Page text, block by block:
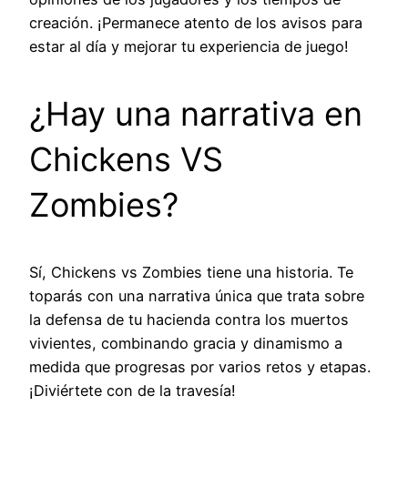
creación. ¡Permanece atento de los avisos para
estar al día y mejorar tu experiencia de juego!
¿Hay una narrativa en
Chickens VS
Zombies?
Sí, Chickens vs Zombies tiene una historia. Te
toparás con una narrativa única que trata sobre
la defensa de tu hacienda contra los muertos
vivientes, combinando gracia y dinamismo a
medida que progresas por varios retos y etapas.
¡Diviértete con de la travesía!